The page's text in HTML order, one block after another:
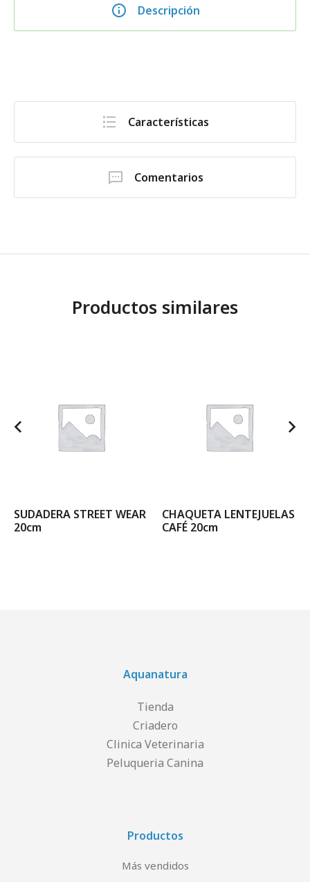
Descripción
Características
Comentarios
Productos similares
SUDADERA STREET WEAR
20cm
CHAQUETA LENTEJUELAS
CAFÉ 20cm
Aquanatura
Tienda
Criadero
Clinica Veterinaria
Peluqueria Canina
Productos
Más vendidos